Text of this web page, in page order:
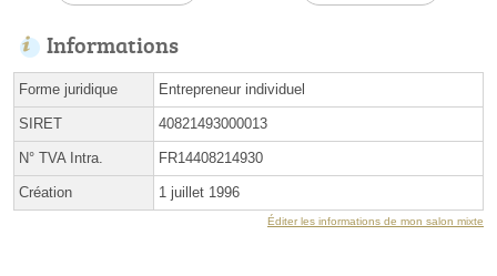
Informations
Forme juridique Entrepreneur individuel
SIRET 40821493000013
N° TVA Intra. FR14408214930
Création 1 juillet 1996
Éditer les informations de mon salon mixte